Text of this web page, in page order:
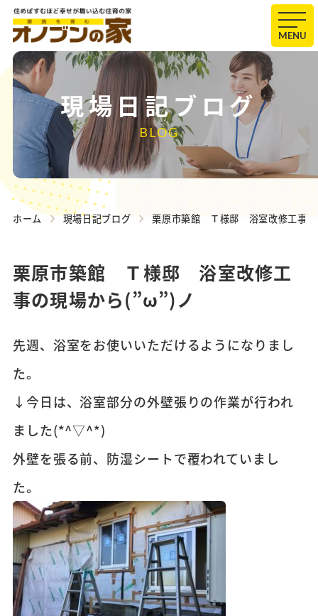
MENU
現場日記ブログ
BLOG
ホーム 現場日記ブログ 栗原市築館 Ｔ様邸 浴室改修工事
栗原市築館 Ｔ様邸 浴室改修工
事の現場から(”ω”)ノ
先週、浴室をお使いいただけるようになりまし
た。
↓今日は、浴室部分の外壁張りの作業が行われ
ました(*^▽^*)
外壁を張る前、防湿シートで覆われていまし
た。